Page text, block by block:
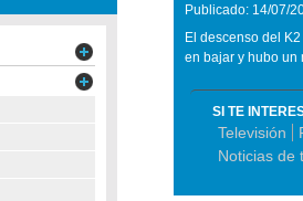
Publicado: 14/07/
El descenso del
en bajar y hubo un
SI TE
Televisión
Noticias de